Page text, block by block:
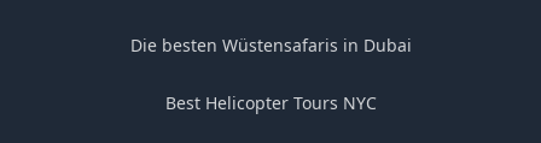
Die besten Wüstensafaris in Dubai
Best Helicopter Tours NYC